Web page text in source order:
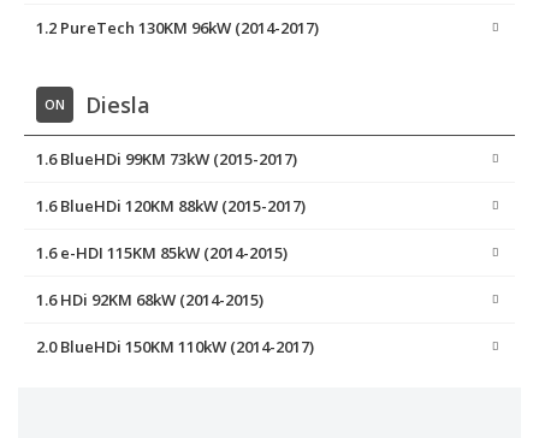
1.2 PureTech 130KM 96kW (2014-2017)
ON Diesla
1.6 BlueHDi 99KM 73kW (2015-2017)
1.6 BlueHDi 120KM 88kW (2015-2017)
1.6 e-HDI 115KM 85kW (2014-2015)
1.6 HDi 92KM 68kW (2014-2015)
2.0 BlueHDi 150KM 110kW (2014-2017)